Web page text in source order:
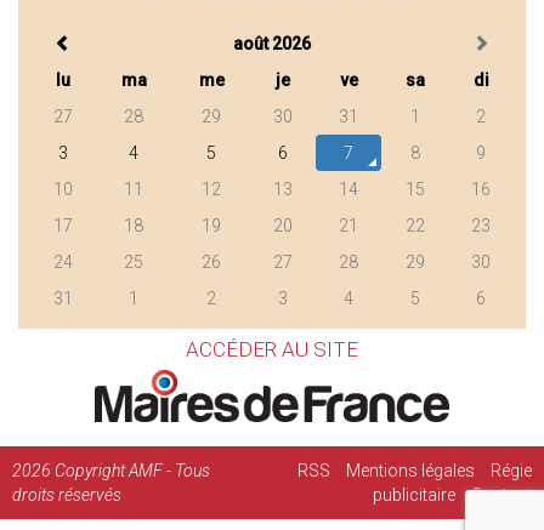
août 2026
lu
ma me je ve sa
di
27
28 29 30 31 1
2
3
4 5 6 7 8
9
10
11 12 13 14 15
16
17
18 19 20 21 22
23
24
25 26 27 28 29
30
31
1 2 3 4 5 6
ACCÉDER AU SITE
2026 Copyright AMF - Tous
droits réservés
RSS Mentions légales
Régie
publicitaire
Contact